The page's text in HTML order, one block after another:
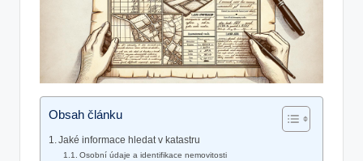
Obsah článku
Jaké informace hledat ​v katastru
Osobní údaje a identifikace nemovitosti